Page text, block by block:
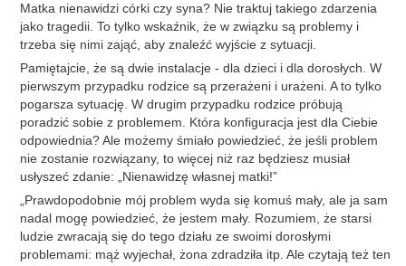
Matka nienawidzi córki czy syna? Nie traktuj takiego zdarzenia
jako tragedii. To tylko wskaźnik, że w związku są problemy i
trzeba się nimi zająć, aby znaleźć wyjście z sytuacji.
Pamiętajcie, że są dwie instalacje - dla dzieci i dla dorosłych. W
pierwszym przypadku rodzice są przerażeni i urażeni. A to tylko
pogarsza sytuację. W drugim przypadku rodzice próbują
poradzić sobie z problemem. Która konfiguracja jest dla Ciebie
odpowiednia? Ale możemy śmiało powiedzieć, że jeśli problem
nie zostanie rozwiązany, to więcej niż raz będziesz musiał
usłyszeć zdanie: „Nienawidzę własnej matki!”
„Prawdopodobnie mój problem wyda się komuś mały, ale ja sam
nadal mogę powiedzieć, że jestem mały. Rozumiem, że starsi
ludzie zwracają się do tego działu ze swoimi dorosłymi
problemami: mąż wyjechał, żona zdradziła itp. Ale czytają też ten